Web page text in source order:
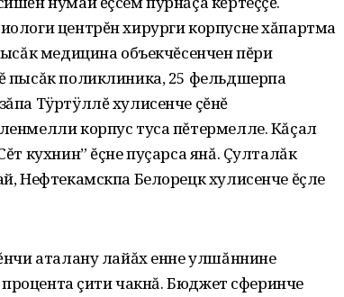
центрĕн хирурги корпусне хăпартма
медицина объекчĕсенчен пĕри
пысăк поликлиника, 25 фельдшерпа
Тÿртÿллĕ хулисенче çĕнĕ
корпус туса пĕтермелле. Кăçал
кухнин” ĕçне пуçарса янă. Çулталăк
Нефтекамскпа Белорецк хулисенче ĕçле
аталану лайăх енне улшăннине
çити чакнă. Бюджет сферинче